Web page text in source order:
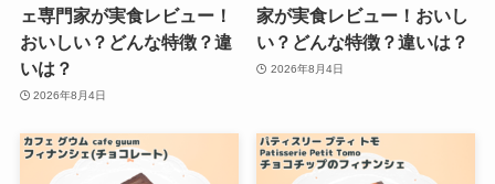
ェ専門家が実食レビュー！
おいしい？どんな特徴？違
いは？
2026年8月4日
家が実食レビュー！おいし
い？どんな特徴？違いは？
2026年8月4日